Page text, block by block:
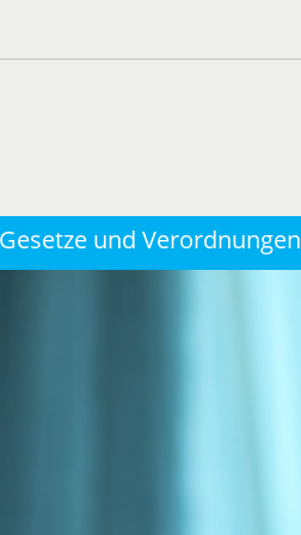
Gesetze und Verordnungen